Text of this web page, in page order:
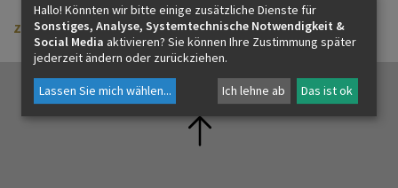
zurück
Hallo! Könnten wir bitte einige zusätzliche Dienste für
Sonstiges, Analyse, Systemtechnische Notwendigkeit &
Social Media aktivieren? Sie können Ihre Zustimmung später
jederzeit ändern oder zurückziehen.
Lassen Sie mich wählen... Ich lehne ab Das ist ok